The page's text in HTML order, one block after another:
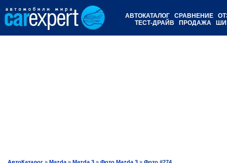
АВТОКАТАЛОГ СРАВНЕНИЕ
ТЕСТ-ДРАЙВ
ПРОДАЖА